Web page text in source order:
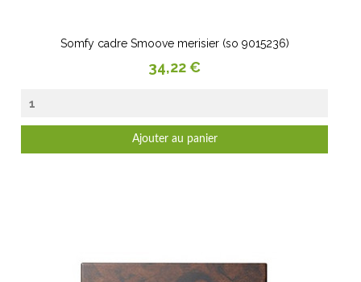
Somfy cadre Smoove merisier (so 9015236)
Prix
34,22 €
Ajouter au panier